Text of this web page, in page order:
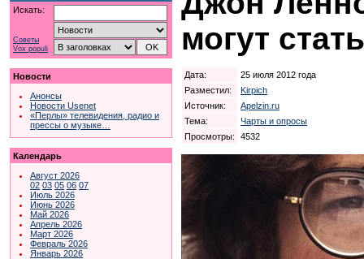
Искать:
Советы
Vox populi
Новости
Анонсы
Новости Usenet
«Перлы» телевидения, радио и
прессы о музыке…
Календарь
Август 2026
02 03 05 06 07
Июль 2026
Июнь 2026
Май 2026
Апрель 2026
Март 2026
Февраль 2026
Январь 2026
могут
Дата:
25 июля 2012 года
Разместил:
Kirpich
Источник:
Apelzin.ru
Тема:
Чарты и опросы
Просмотры:
4532